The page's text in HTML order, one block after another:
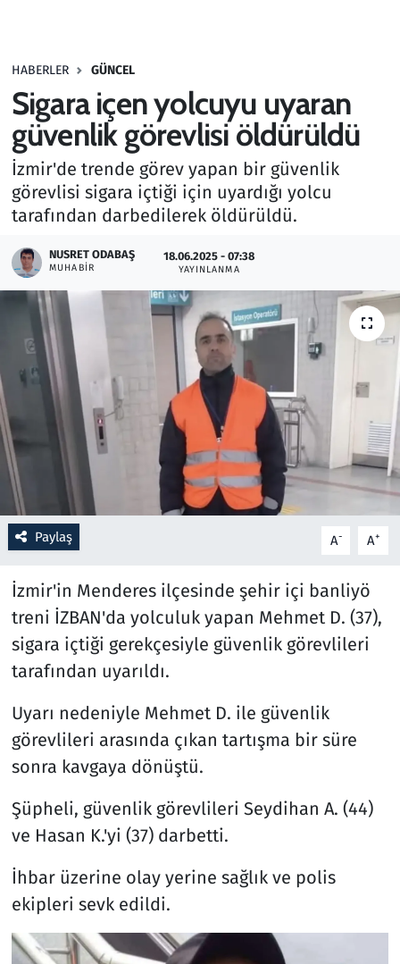
HABERLER GÜNCEL
Sigara içen yolcuyu uyaran
güvenlik görevlisi öldürüldü
İzmir'de trende görev yapan bir güvenlik
görevlisi sigara içtiği için uyardığı yolcu
tarafından darbedilerek öldürüldü.
NUSRET ODABAŞ
MUHABIR
18.06.2025 - 07:38
YAYINLANMA
Paylaş A- A+
İzmir'in Menderes ilçesinde şehir içi banliyö
treni İZBAN'da yolculuk yapan Mehmet D. (37),
sigara içtiği gerekçesiyle güvenlik görevlileri
tarafından uyarıldı.
Uyarı nedeniyle Mehmet D. ile güvenlik
görevlileri arasında çıkan tartışma bir süre
sonra kavgaya dönüştü.
Şüpheli, güvenlik görevlileri Seydihan A. (44)
ve Hasan K.'yi (37) darbetti.
İhbar üzerine olay yerine sağlık ve polis
ekipleri sevk edildi.
Haber
Kültür Sanat
Kurumsal Haberler
Lezzet Durağı
Memur ve Kamu
Otomobil
Oyun
Ramazan
Resmi İlanlar
Rüya Tabirleri
Sağlık
Savunma Sanayi
Seçim 2023
Spor
Teknoloji ve Bilim
Televizyon